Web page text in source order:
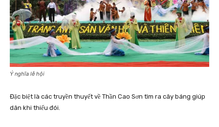
Ý nghĩa lễ hội
Đặc biệt là các truyền thuyết về Thần Cao Sơn tìm ra cây báng giúp
dân khi thiếu đói.